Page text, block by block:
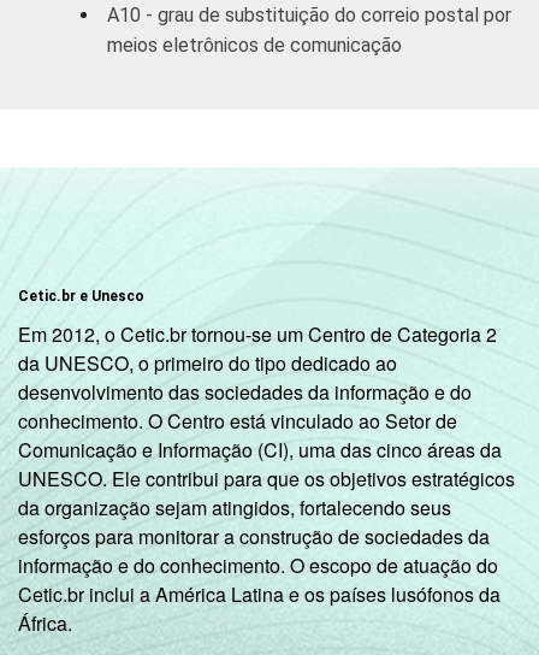
aos últimos doze meses (pesquisa realizada em
agosto/setembro 2005).
A10 - grau de substituição do correio postal por
meios eletrônicos de comunicação
Cetic.br e Unesco
Em 2012, o Cetic.br tornou-se um Centro de Categoria 2
da UNESCO, o primeiro do tipo dedicado ao
desenvolvimento das sociedades da informação e do
conhecimento. O Centro está vinculado ao Setor de
Comunicação e Informação (CI), uma das cinco áreas da
UNESCO. Ele contribui para que os objetivos estratégicos
da organização sejam atingidos, fortalecendo seus
esforços para monitorar a construção de sociedades da
informação e do conhecimento. O escopo de atuação do
Cetic.br inclui a América Latina e os países lusófonos da
África.